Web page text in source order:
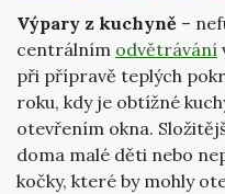
Výpary z kuchyně –
centrálním odvětrávání
při přípravě teplých
roku, kdy je obtížné
otevřením okna.
doma malé děti nebo
kočky, které by mohly